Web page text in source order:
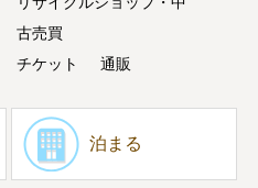
古売買
チケット
通販
泊まる